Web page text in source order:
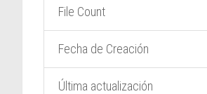
File Count
Fecha de Creación
Última actualización